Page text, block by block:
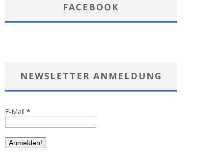
FACEBOOK
NEWSLETTER ANMELDUNG
E-Mail *